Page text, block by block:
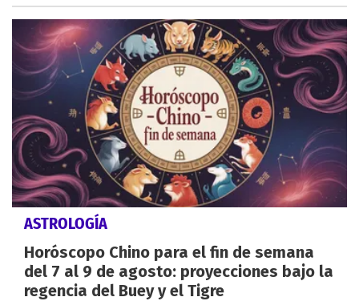
ASTROLOGÍA
Horóscopo Chino para el fin de semana
del 7 al 9 de agosto: proyecciones bajo la
regencia del Buey y el Tigre